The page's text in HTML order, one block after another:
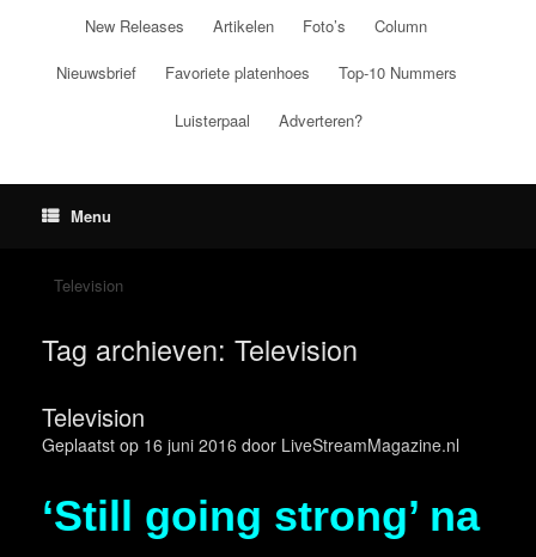
New Releases Artikelen Foto’s Column
Nieuwsbrief Favoriete platenhoes Top-10 Nummers
Luisterpaal Adverteren?
Menu
Television
Tag archieven: Television
Television
Geplaatst op 16 juni 2016 door LiveStreamMagazine.nl
‘Still going strong’ na